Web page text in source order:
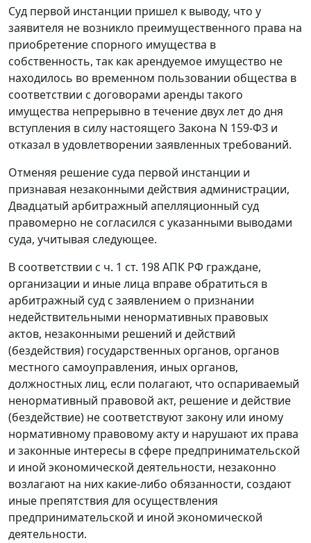
Суд первой инстанции пришел к выводу, что у
заявителя не возникло преимущественного права на
приобретение спорного имущества в
собственность, так как арендуемое имущество не
находилось во временном пользовании общества в
соответствии с договорами аренды такого
имущества непрерывно в течение двух лет до дня
вступления в силу настоящего Закона N 159-ФЗ и
отказал в удовлетворении заявленных требований.
Отменяя решение суда первой инстанции и
признавая незаконными действия администрации,
Двадцатый арбитражный апелляционный суд
правомерно не согласился с указанными выводами
суда, учитывая следующее.
В соответствии с ч. 1 ст. 198АПК РФ граждане,
организации и иные лица вправе обратиться в
арбитражный суд с заявлением о признании
недействительными ненормативных правовых
актов, незаконными решений и действий
(бездействия) государственных органов, органов
местного самоуправления, иных органов,
должностных лиц, если полагают, что оспариваемый
ненормативный правовой акт, решение и действие
(бездействие) не соответствуют закону или иному
нормативному правовому акту и нарушают их права
и законные интересы в сфере предпринимательской
и иной экономической деятельности, незаконно
возлагают на них какие-либо обязанности, создают
иные препятствия для осуществления
предпринимательской и иной экономической
деятельности.